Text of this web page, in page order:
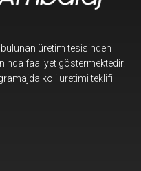
bulunan üretim tesisinden
faaliyet göstermektedir.
koli üretimi teklifi